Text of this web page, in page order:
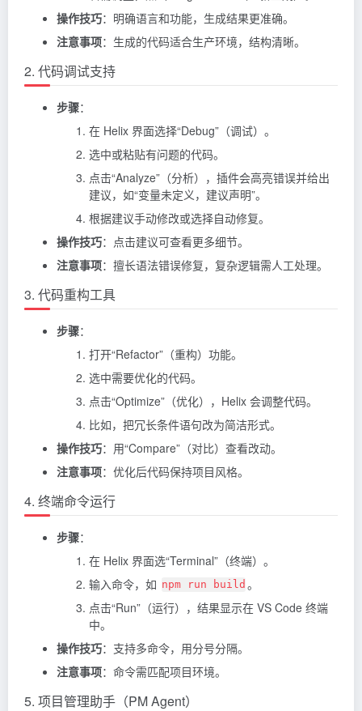
操作技巧：明确语言和功能，生成结果更准确。
注意事项：生成的代码适合生产环境，结构清晰。
2. 代码调试支持
步骤：
在 Helix 界面选择“Debug”（调试）。
选中或粘贴有问题的代码。
点击“Analyze”（分析），插件会高亮错误并给出
建议，如“变量未定义，建议声明”。
根据建议手动修改或选择自动修复。
操作技巧：点击建议可查看更多细节。
注意事项：擅长语法错误修复，复杂逻辑需人工处理。
3. 代码重构工具
步骤：
打开“Refactor”（重构）功能。
选中需要优化的代码。
点击“Optimize”（优化），Helix 会调整代码。
比如，把冗长条件语句改为简洁形式。
操作技巧：用“Compare”（对比）查看改动。
注意事项：优化后代码保持项目风格。
4. 终端命令运行
步骤：
在 Helix 界面选“Terminal”（终端）。
输入命令，如 npm run build 。
点击“Run”（运行），结果显示在 VS Code 终端
中。
操作技巧：支持多命令，用分号分隔。
注意事项：命令需匹配项目环境。
5. 项目管理助手（PM Agent）